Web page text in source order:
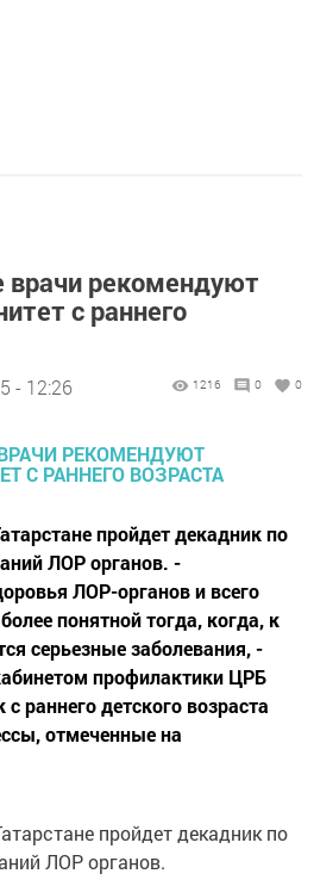
врачи рекомендуют
с раннего
- 12:26 1216 0 0
пройдет декадник по
ЛОР органов. -
ЛОР-органов и всего
понятной тогда, когда, к
серьезные заболевания, -
профилактики ЦРБ
раннего детского возраста
отмеченные на
пройдет декадник по
ЛОР органов.